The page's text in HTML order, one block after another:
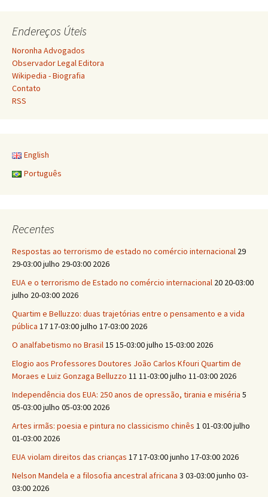
posts
Endereços Úteis
Noronha Advogados
Observador Legal Editora
Wikipedia - Biografia
Contato
RSS
English
Português
Recentes
Respostas ao terrorismo de estado no comércio internacional 29
29-03:00 julho 29-03:00 2026
EUA e o terrorismo de Estado no comércio internacional 20 20-03:00
julho 20-03:00 2026
Quartim e Belluzzo: duas trajetórias entre o pensamento e a vida
pública 17 17-03:00 julho 17-03:00 2026
O analfabetismo no Brasil15 15-03:00 julho 15-03:00 2026
Elogio aos Professores Doutores João Carlos Kfouri Quartim de
Moraes e Luiz Gonzaga Belluzzo 11 11-03:00 julho 11-03:00 2026
Independência dos EUA: 250 anos de opressão, tirania e miséria 5
05-03:00 julho 05-03:00 2026
Artes irmãs: poesia e pintura no classicismo chinês 1 01-03:00 julho
01-03:00 2026
EUA violam direitos das crianças 17 17-03:00 junho 17-03:00 2026
Nelson Mandela e a filosofia ancestral africana 3 03-03:00 junho 03-
03:00 2026